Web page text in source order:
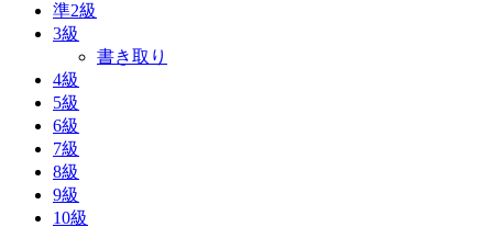
準2級
3級
書き取り
4級
5級
6級
7級
8級
9級
10級